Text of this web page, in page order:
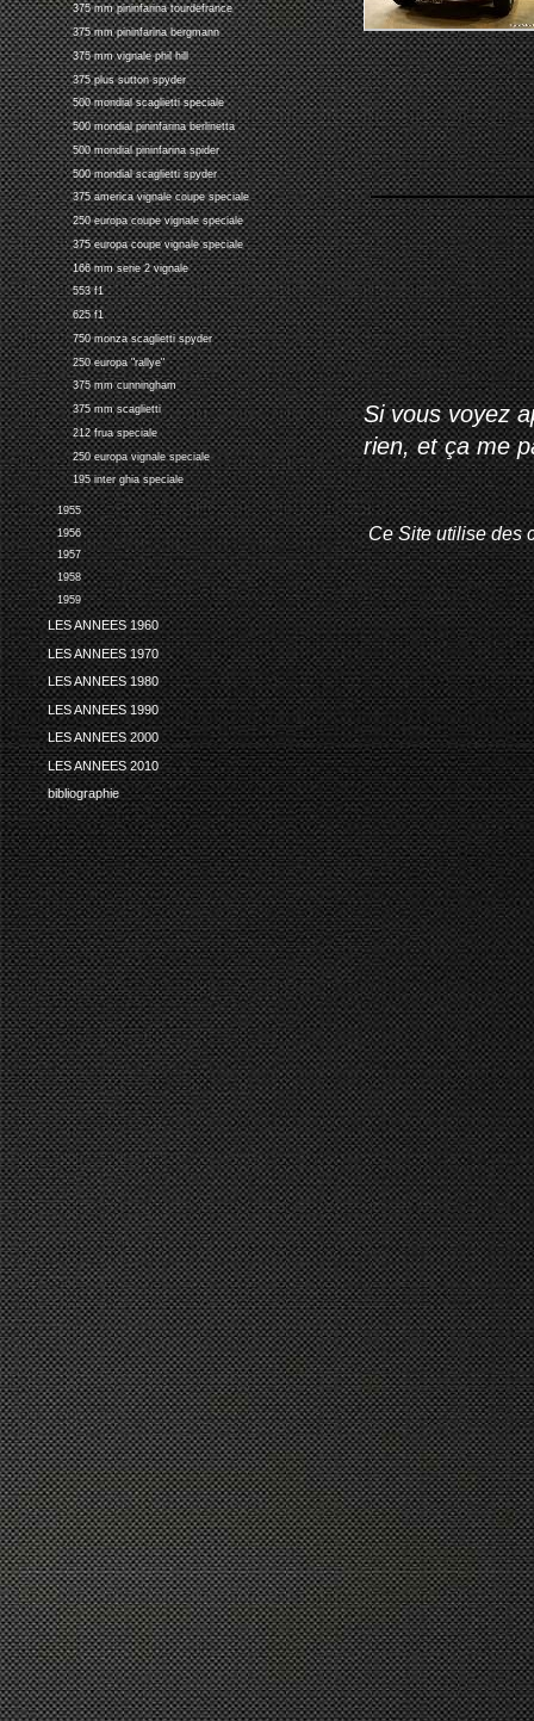
375 mm pininfarina tourdefrance
375 mm pininfarina bergmann
375 mm vignale phil hill
375 plus sutton spyder
500 mondial scaglietti speciale
500 mondial pininfarina berlinetta
500 mondial pininfarina spider
500 mondial scaglietti spyder
375 america vignale coupe speciale
250 europa coupe vignale speciale
375 europa coupe vignale speciale
166 mm serie 2 vignale
553 f1
625 f1
750 monza scaglietti spyder
250 europa "rallye"
375 mm cunningham
375 mm scaglietti
212 frua speciale
250 europa vignale speciale
195 inter ghia speciale
1955
1956
1957
1958
1959
LES ANNEES 1960
LES ANNEES 1970
LES ANNEES 1980
LES ANNEES 1990
LES ANNEES 2000
LES ANNEES 2010
bibliographie
Si vous voyez
rien, et ça me
Ce Site utilise des